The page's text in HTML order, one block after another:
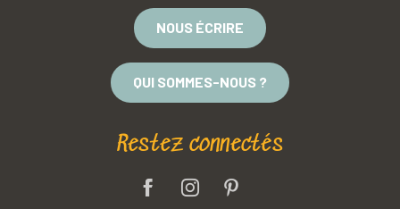
NOUS ÉCRIRE
QUI SOMMES-NOUS ?
Restez connectés